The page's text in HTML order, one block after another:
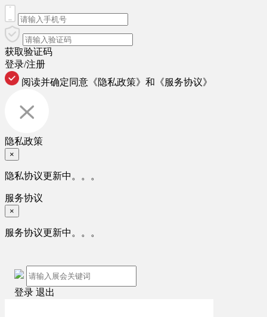
获取验证码
登录/注册
阅读并确定同意 《隐私政策》 和 《服务协议》
隐私政策
×
隐私协议更新中。。。
服务协议
×
服务协议更新中。。。
登录 退出